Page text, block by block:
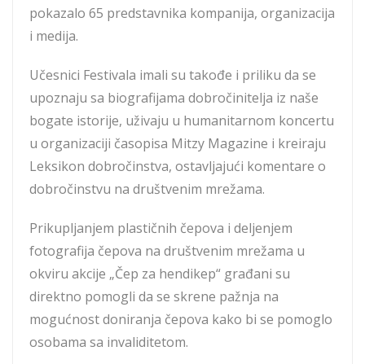
pokazalo 65 predstavnika kompanija, organizacija
i medija.
Učesnici Festivala imali su takođe i priliku da se
upoznaju sa biografijama dobročinitelja iz naše
bogate istorije, uživaju u humanitarnom koncertu
u organizaciji časopisa Mitzy Magazine i kreiraju
Leksikon dobročinstva, ostavljajući komentare o
dobročinstvu na društvenim mrežama.
Prikupljanjem plastičnih čepova i deljenjem
fotografija čepova na društvenim mrežama u
okviru akcije „Čep za hendikep“ građani su
direktno pomogli da se skrene pažnja na
mogućnost doniranja čepova kako bi se pomoglo
osobama sa invaliditetom.